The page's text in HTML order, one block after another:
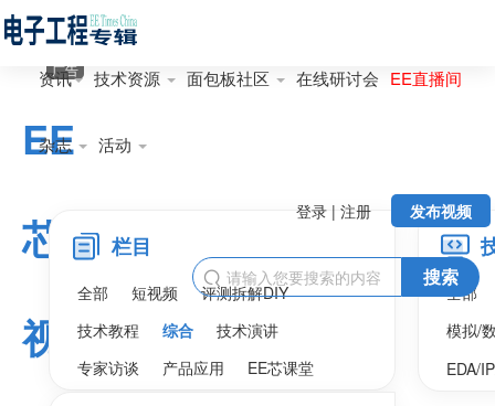
资讯 技术资源 面包板社区 在线研讨会 EE直播间
杂志 活动
发布视频
登录 | 注册
 搜索
EE
芯
视
广告
栏目
全部 短视频
评测拆解DIY
技术教程
综合
技术演讲
专家访谈
产品应用 EE芯课堂
全部
模拟/
EDA/